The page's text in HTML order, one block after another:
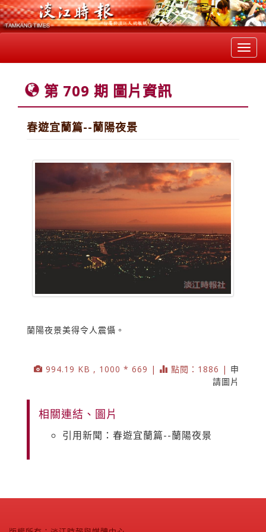
第 709 期 圖片資訊
春遊宜蘭篇--蘭陽夜景
蘭陽夜景美得令人震懾。
994.19 KB , 1000 * 669 | 點閱：1886 | 申
請圖片
相關連結、圖片
引用新聞：春遊宜蘭篇--蘭陽夜景